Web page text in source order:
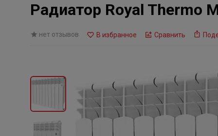
Радиатор Royal Thermo
нет отзывов В избранное Сравнить